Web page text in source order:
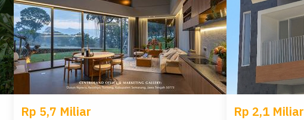
Rp 5,7 Miliar Rp 2,1 Miliar